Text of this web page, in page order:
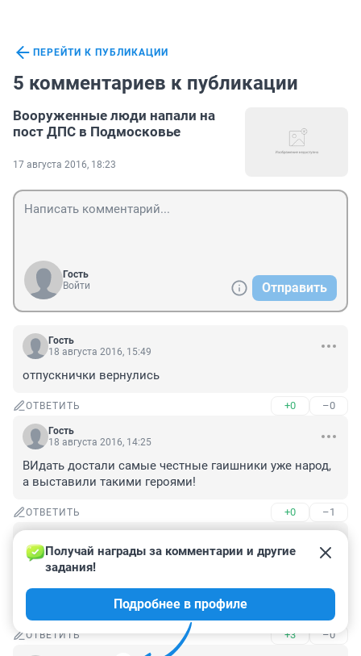
ПЕРЕЙТИ К ПУБЛИКАЦИИ
5 комментариев к публикации
Вооруженные люди напали на
пост ДПС в Подмосковье
17 августа 2016, 18:23
Гость
Войти
Отправить
Гость
18 августа 2016, 15:49
отпускнички вернулись
ОТВЕТИТЬ +0 –0
Гость
18 августа 2016, 14:25
ВИдать достали самые честные гаишники уже народ,
а выставили такими героями!
ОТВЕТИТЬ +0 –1
18 августа 2016, 09:09
Как оказалось,это были соплеменники академика
Героя России.Решается вопрос как политкорректно
подать эту новость.
ОТВЕТИТЬ +3 –0
Получай награды за комментарии и другие
задания!
Подробнее в профиле